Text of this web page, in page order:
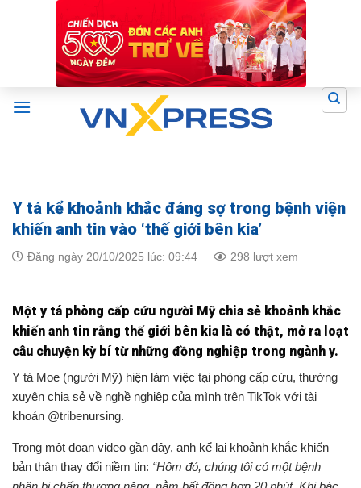
Y tá kể khoảnh khắc đáng sợ trong bệnh viện
khiến anh tin vào ‘thế giới bên kia’
Đăng ngày 20/10/2025 lúc: 09:44 298 lượt xem
Một y tá phòng cấp cứu người Mỹ chia sẻ khoảnh khắc
khiến anh tin rằng thế giới bên kia là có thật, mở ra loạt
câu chuyện kỳ bí từ những đồng nghiệp trong ngành y.
Y tá Moe (người Mỹ) hiện làm việc tại phòng cấp cứu, thường
xuyên chia sẻ về nghề nghiệp của mình trên TikTok với tài
khoản @tribenursing.
Trong một đoạn video gần đây, anh kể lại khoảnh khắc khiến
bản thân thay đổi niềm tin: “Hôm đó, chúng tôi có một bệnh